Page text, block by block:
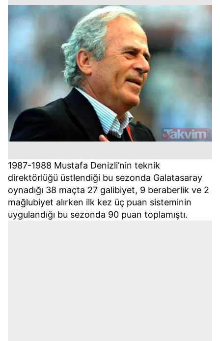
1987-1988 Mustafa Denizli’nin teknik
direktörlüğü üstlendiği bu sezonda Galatasaray
oynadığı 38 maçta 27 galibiyet, 9 beraberlik ve 2
mağlubiyet alırken ilk kez üç puan sisteminin
uygulandığı bu sezonda 90 puan toplamıştı.